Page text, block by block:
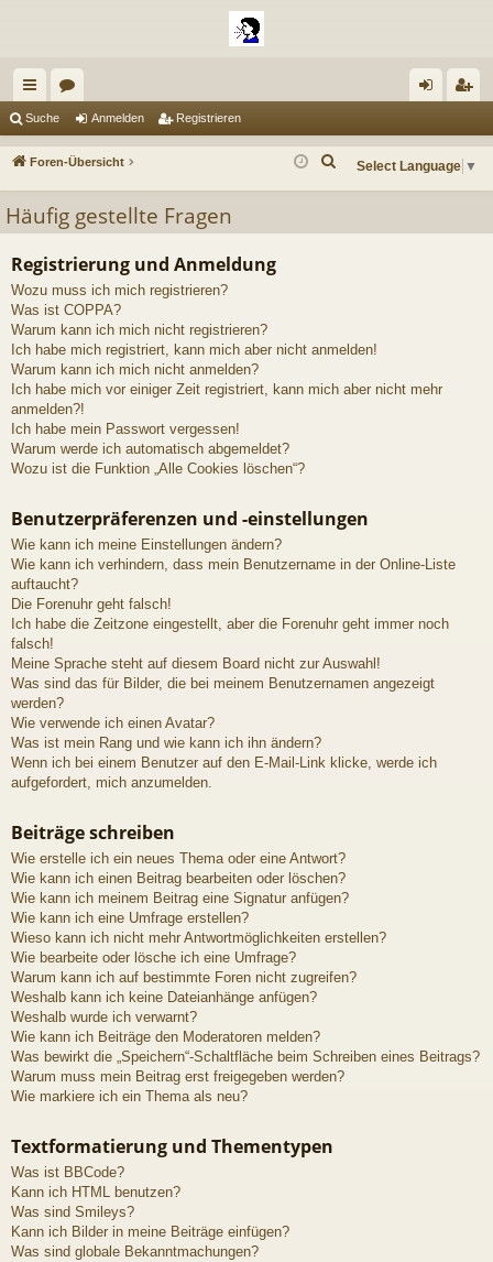
ch
ne
ug
en m ist
Suche Anmelden Registrieren
Foren-Übersicht Select Language ▼
h
Häufig gestellte Fragen
Registrierung und Anmeldung
Wozu muss ich mich registrieren?
Was ist COPPA?
Warum kann ich mich nicht registrieren?
Ich habe mich registriert, kann mich aber nicht anmelden!
Warum kann ich mich nicht anmelden?
Ich habe mich vor einiger Zeit registriert, kann mich aber nicht mehr
anmelden?!
Ich habe mein Passwort vergessen!
Warum werde ich automatisch abgemeldet?
Wozu ist die Funktion „Alle Cookies löschen“?
Benutzerpräferenzen und -einstellungen
Wie kann ich meine Einstellungen ändern?
Wie kann ich verhindern, dass mein Benutzername in der Online-Liste
auftaucht?
Die Forenuhr geht falsch!
Ich habe die Zeitzone eingestellt, aber die Forenuhr geht immer noch
falsch!
Meine Sprache steht auf diesem Board nicht zur Auswahl!
Was sind das für Bilder, die bei meinem Benutzernamen angezeigt
werden?
Wie verwende ich einen Avatar?
Was ist mein Rang und wie kann ich ihn ändern?
Wenn ich bei einem Benutzer auf den E-Mail-Link klicke, werde ich
aufgefordert, mich anzumelden.
Beiträge schreiben
Wie erstelle ich ein neues Thema oder eine Antwort?
Wie kann ich einen Beitrag bearbeiten oder löschen?
Wie kann ich meinem Beitrag eine Signatur anfügen?
Wie kann ich eine Umfrage erstellen?
Wieso kann ich nicht mehr Antwortmöglichkeiten erstellen?
Wie bearbeite oder lösche ich eine Umfrage?
Warum kann ich auf bestimmte Foren nicht zugreifen?
Weshalb kann ich keine Dateianhänge anfügen?
Weshalb wurde ich verwarnt?
Wie kann ich Beiträge den Moderatoren melden?
Was bewirkt die „Speichern“-Schaltfläche beim Schreiben eines Beitrags?
Warum muss mein Beitrag erst freigegeben werden?
Wie markiere ich ein Thema als neu?
Textformatierung und Thementypen
Was ist BBCode?
Kann ich HTML benutzen?
Was sind Smileys?
Kann ich Bilder in meine Beiträge einfügen?
Was sind globale Bekanntmachungen?